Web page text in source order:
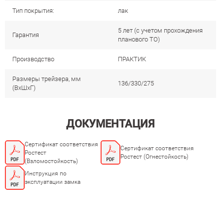
Тип покрытия: лак
Гарантия
5 лет (с учетом прохождения
планового ТО)
Производство ПРАКТИК
Размеры трейзера, мм
(ВхШхГ)
136/330/275
ДОКУМЕНТАЦИЯ
Сертификат соответствия
Ростест
(Взломостойкость)
Сертификат соответствия
Ростест (Огнестойкость)
Инструкция по
эксплуатации замка